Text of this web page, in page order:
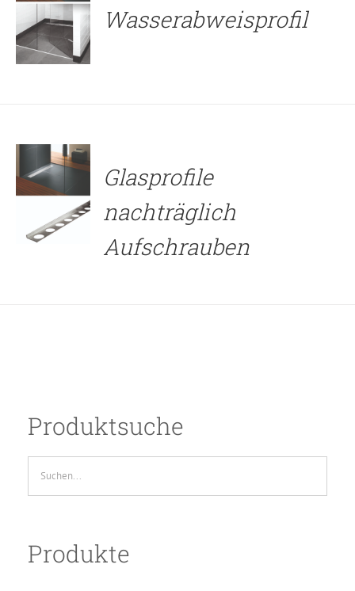
Wasserabweisprofil
Glasprofile
nachträglich
Aufschrauben
Produktsuche
Produkte